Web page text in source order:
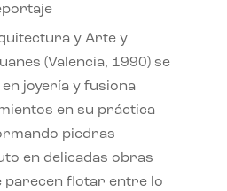
y Arte y
(Valencia, 1990) se
joyería y fusiona
en su práctica
piedras
en delicadas obras
parecen flotar entre lo